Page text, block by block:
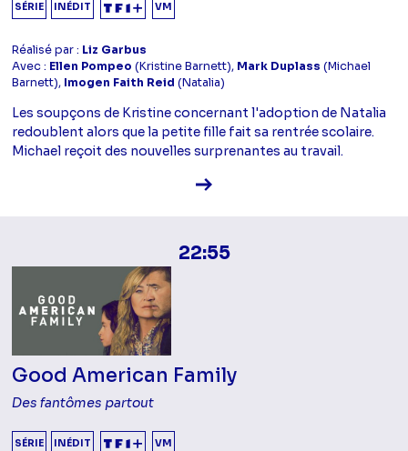
SÉRIE INÉDIT VM
Réalisé par : Liz Garbus
Avec : Ellen Pompeo (Kristine Barnett), Mark Duplass (Michael
Barnett), Imogen Faith Reid (Natalia)
Les soupçons de Kristine concernant l'adoption de Natalia
redoublent alors que la petite fille fait sa rentrée scolaire.
Michael reçoit des nouvelles surprenantes au travail.
Voir la fiche diffusion
22:55
Good American Family
Des fantômes partout
SÉRIE INÉDIT VM